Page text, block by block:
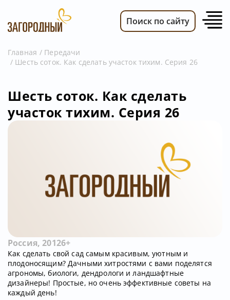
ВИДЕО
ПЕРЕДАЧИ
ТЕЛЕПРОГРАММА
РЕКЛАМОДАТЕЛЯМ
Поиск по сайту
Главная
Передачи
Шесть соток. Как сделать участок тихим. Серия 26
Шесть соток. Как сделать
участок тихим. Серия 26
Россия, 20126+
Как сделать свой сад самым красивым, уютным и
плодоносящим? Дачными хитростями с вами поделятся
агрономы, биологи, дендрологи и ландшафтные
дизайнеры! Простые, но очень эффективные советы на
каждый день!